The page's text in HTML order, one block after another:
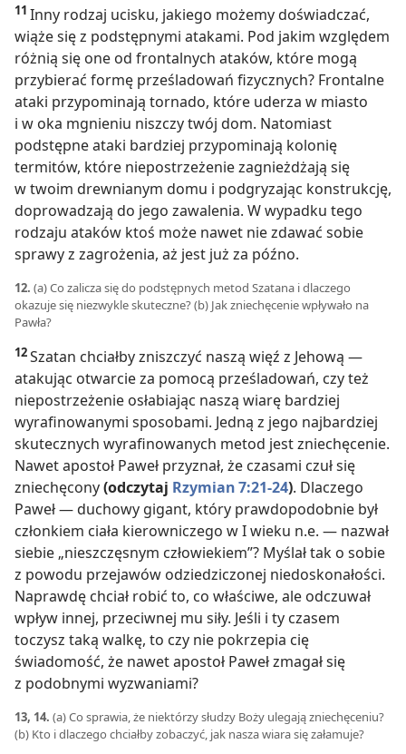
11 Inny rodzaj ucisku, jakiego możemy doświadczać,
wiąże się z podstępnymi atakami. Pod jakim względem
różnią się one od frontalnych ataków, które mogą
przybierać formę prześladowań fizycznych? Frontalne
ataki przypominają tornado, które uderza w miasto
i w oka mgnieniu niszczy twój dom. Natomiast
podstępne ataki bardziej przypominają kolonię
termitów, które niepostrzeżenie zagnieżdżają się
w twoim drewnianym domu i podgryzając konstrukcję,
doprowadzają do jego zawalenia. W wypadku tego
rodzaju ataków ktoś może nawet nie zdawać sobie
sprawy z zagrożenia, aż jest już za późno.
12. (a) Co zalicza się do podstępnych metod Szatana i dlaczego
okazuje się niezwykle skuteczne? (b) Jak zniechęcenie wpływało na
Pawła?
12Szatan chciałby zniszczyć naszą więź z Jehową —
atakując otwarcie za pomocą prześladowań, czy też
niepostrzeżenie osłabiając naszą wiarę bardziej
wyrafinowanymi sposobami. Jedną z jego najbardziej
skutecznych wyrafinowanych metod jest zniechęcenie.
Nawet apostoł Paweł przyznał, że czasami czuł się
zniechęcony(odczytaj Rzymian 7:21-24). Dlaczego
Paweł — duchowy gigant, który prawdopodobnie był
członkiem ciała kierowniczego w I wieku n.e. — nazwał
siebie „nieszczęsnym człowiekiem”? Myślał tak o sobie
z powodu przejawów odziedziczonej niedoskonałości.
Naprawdę chciał robić to, co właściwe, ale odczuwał
wpływ innej, przeciwnej mu siły. Jeśli i ty czasem
toczysz taką walkę, to czy nie pokrzepia cię
świadomość, że nawet apostoł Paweł zmagał się
z podobnymi wyzwaniami?
13, 14. (a) Co sprawia, że niektórzy słudzy Boży ulegają zniechęceniu?
(b) Kto i dlaczego chciałby zobaczyć, jak nasza wiara się załamuje?